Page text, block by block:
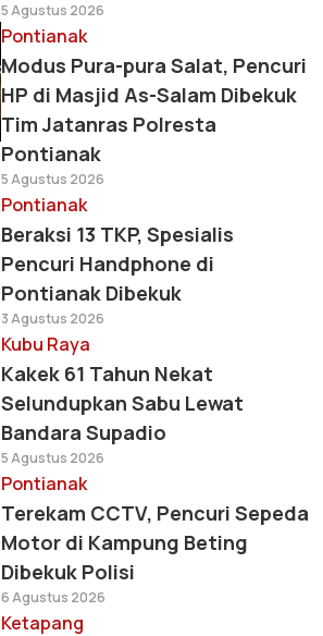
5 Agustus 2026
Pontianak
Modus Pura-pura Salat, Pencuri
HP di Masjid As-Salam Dibekuk
Tim Jatanras Polresta
Pontianak
5 Agustus 2026
Pontianak
Beraksi 13 TKP, Spesialis
Pencuri Handphone di
Pontianak Dibekuk
3 Agustus 2026
Kubu Raya
Kakek 61 Tahun Nekat
Selundupkan Sabu Lewat
Bandara Supadio
5 Agustus 2026
Pontianak
Terekam CCTV, Pencuri Sepeda
Motor di Kampung Beting
Dibekuk Polisi
6 Agustus 2026
Ketapang